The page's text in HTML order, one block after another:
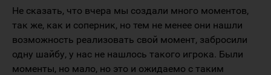
Не сказать, что вчера мы создали много моментов,
так же, как и соперник, но тем не менее они нашли
возможность реализовать свой момент, забросили
одну шайбу, у нас не нашлось такого игрока. Были
моменты, но мало, но это и ожидаемо с таким